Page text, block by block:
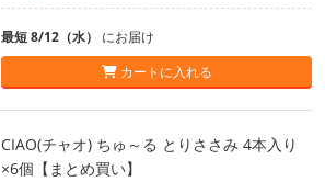
最短 8/12（水） にお届け
カートに入れる
CIAO(チャオ) ちゅ～る とりささみ 4本入り
×6個【まとめ買い】